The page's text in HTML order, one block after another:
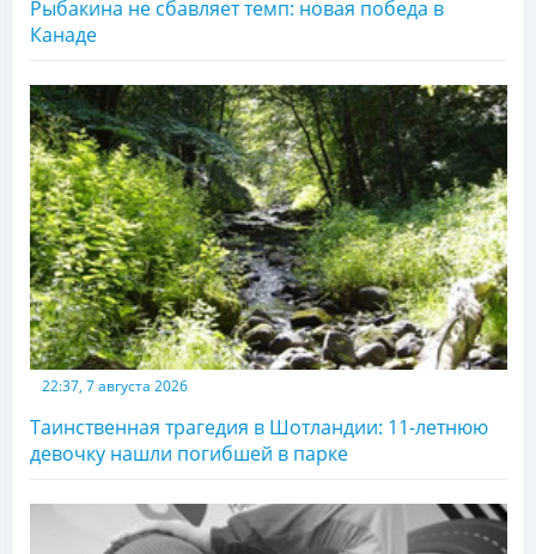
Рыбакина не сбавляет темп: новая победа в
Канаде
22:37, 7 августа 2026
Таинственная трагедия в Шотландии: 11-летнюю
девочку нашли погибшей в парке